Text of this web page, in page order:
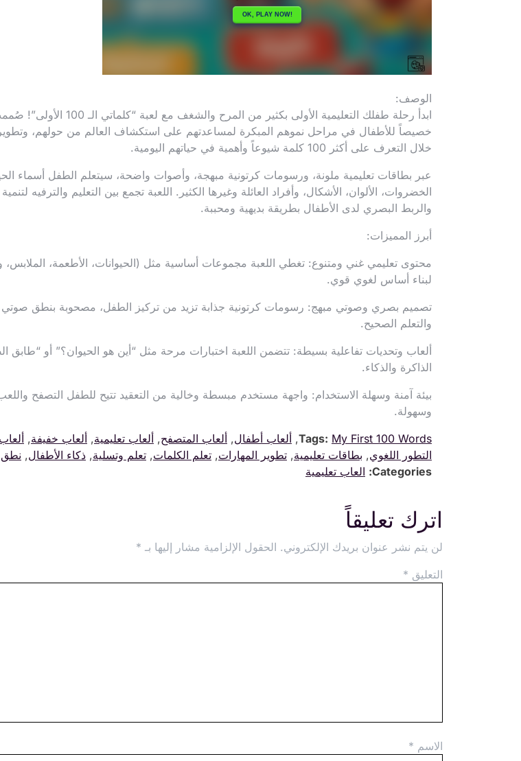
الوصف:
ابدأ رحلة طفلك التعليمية الأولى بكثير من
خصيصاً للأطفال في مراحل نموهم المبكرة لمساعدتهم على استكشاف العالم من حولهم،
خلال التعرف على أكثر 100 كلمة شيوعاً وأهمية في حياتهم اليومية.
عبر بطاقات تعليمية ملونة، ورسومات كرتونية مبهجة، وأصوات واضحة، سيتعلم الطفل أسماء
الخضروات، الألوان، الأشكال، وأفراد العائلة وغيرها الكثير. اللعبة تجمع بين التعليم والترفيه
والربط البصري لدى الأطفال بطريقة بديهية ومحببة.
أبرز المميزات:
محتوى تعليمي غني ومتنوع: تغطي اللعبة مجموعات أساسية مثل (الحيوانات، الأطعمة، الملابس،
لبناء أساس لغوي قوي.
تصميم بصري وصوتي مبهج: رسومات كرتونية جذابة تزيد من تركيز الطفل، مصحوبة بنطق صوتي
والتعلم الصحيح.
ألعاب وتحديات تفاعلية بسيطة: تتضمن اللعبة اختبارات مرحة مثل “أين هو الحيوان؟” أو “طابق
الذاكرة والذكاء.
بيئة آمنة وسهلة الاستخدام: واجهة مستخدم مبسطة وخالية من التعقيد تتيح للطفل التصفح
وسهولة.
Tags: My First 100 Words
, ألعاب أطفال, ألعاب المتصفح, ألعاب تعليمية, ألعاب خفيفة,
التطور اللغوي, بطاقات تعليمية, تطوير المهارات, تعلم الكلمات, تعلم وتسلية, ذكاء الأطفال,
Categories: العاب تعليمية
اترك تعليقاً
لن يتم نشر عنوان بريدك الإلكتروني. الحقول الإلزامية مشار إليها بـ *
التعليق *
الاسم *